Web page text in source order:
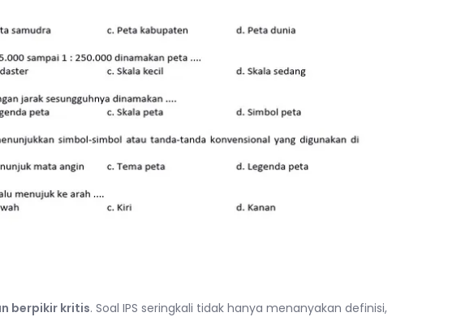
berpikir kritis. Soal IPS seringkali tidak hanya menanyakan definisi,